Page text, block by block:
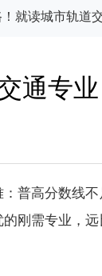
就读城市轨道
通专
：普高分数线不
的刚需专业 ，